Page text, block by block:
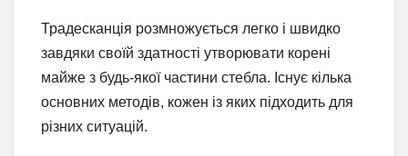
Традесканція розмножується легко і швидко
завдяки своїй здатності утворювати корені
майже з будь-якої частини стебла. Існує кілька
основних методів, кожен із яких підходить для
різних ситуацій.